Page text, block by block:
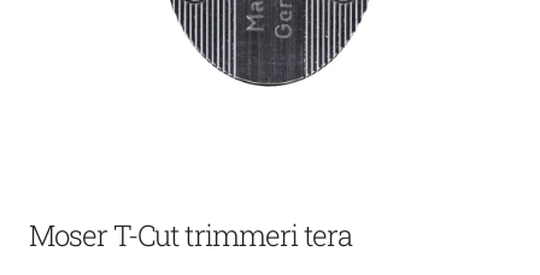
Moser T-Cut trimmeri tera